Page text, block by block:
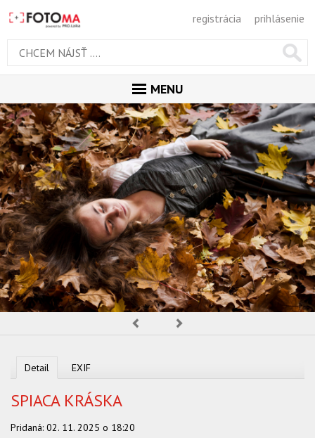
registrácia prihlásenie
MENU
ÚVOD
MAGAZÍN
GALÉRIA
PORADŇA
SÚŤAŽE
KALENDÁR AKCIÍ
WORKSHOPY
OBCHOD
Detail EXIF
SPIACA KRÁSKA
Pridaná: 02. 11. 2025 o 18:20